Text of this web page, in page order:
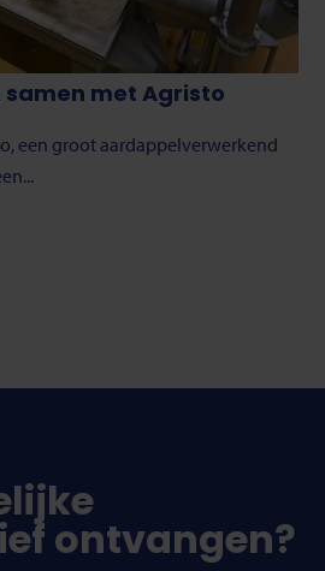
met Agristo
een groot aardappelverwerkend
ontvangen?